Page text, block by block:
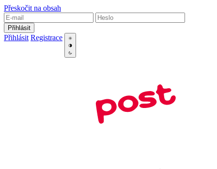
Přeskočit na obsah
Přihlásit
Přihlásit Registrace